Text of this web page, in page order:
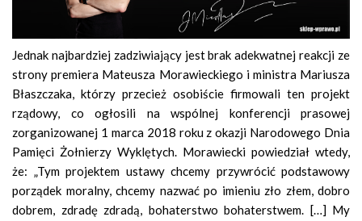
Jednak najbardziej zadziwiający jest brak adekwatnej reakcji ze
strony premiera Mateusza Morawieckiego i ministra Mariusza
Błaszczaka, którzy przecież osobiście firmowali ten projekt
rządowy, co ogłosili na wspólnej konferencji prasowej
zorganizowanej 1 marca 2018 roku z okazji Narodowego Dnia
Pamięci Żołnierzy Wyklętych. Morawiecki powiedział wtedy,
że: „Tym projektem ustawy chcemy przywrócić podstawowy
porządek moralny, chcemy nazwać po imieniu zło złem, dobro
dobrem, zdradę zdradą, bohaterstwo bohaterstwem. […] My